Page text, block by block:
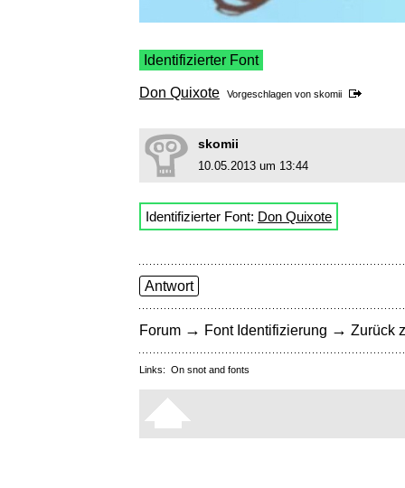
Identifizierter Font
Don Quixote Vorgeschlagen von skomii
skomii
10.05.2013 um 13:44
Identifizierter Font: Don Quixote
Antwort
Forum → Font Identifizierung → Zurück
Links: On snot and fonts